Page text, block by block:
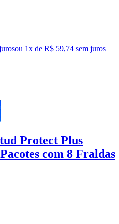
ou 1x de R$ 59,74 sem juros
Protect Plus
com 8 Fraldas